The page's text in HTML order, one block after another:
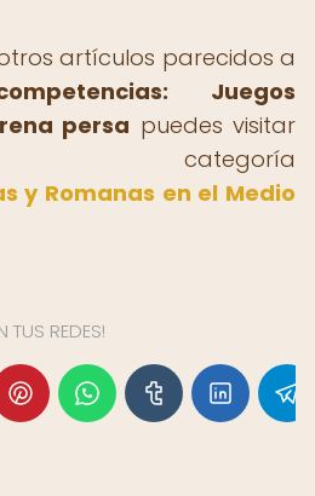
artículos parecidos a
Juegos
persa puedes visitar
y Romanas en el Medio
TUS REDES!